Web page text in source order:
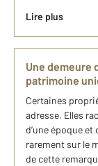
Lire plus
Une demeure
patrimoine
Certaines
adresse. Elles
d’une époque
rarement sur le
de cette